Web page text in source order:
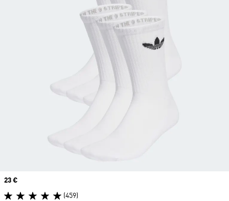
Prix
23 €
(459)